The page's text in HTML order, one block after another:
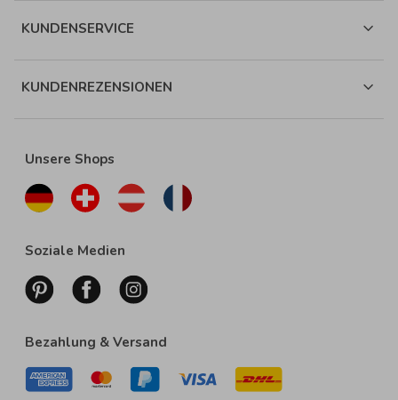
KUNDENSERVICE
KUNDENREZENSIONEN
Unsere Shops
Soziale Medien
Bezahlung & Versand